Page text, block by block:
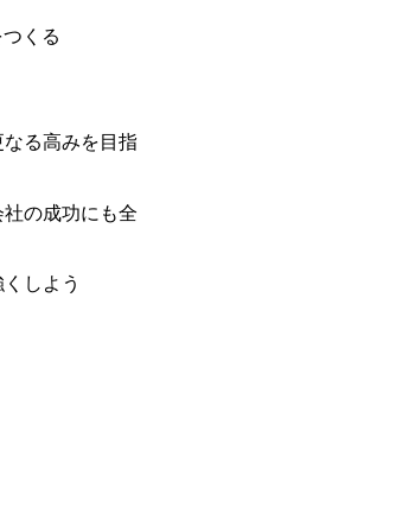
くる
る高みを目指
の成功にも全
しよう